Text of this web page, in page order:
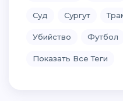
Суд Сургут
Убийство Футбол
Показать Все Теги